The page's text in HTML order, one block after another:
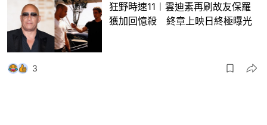
狂野時速11︱雲迪素再刷故友保羅
獲加回憶殺 終章上映日終極曝光
3